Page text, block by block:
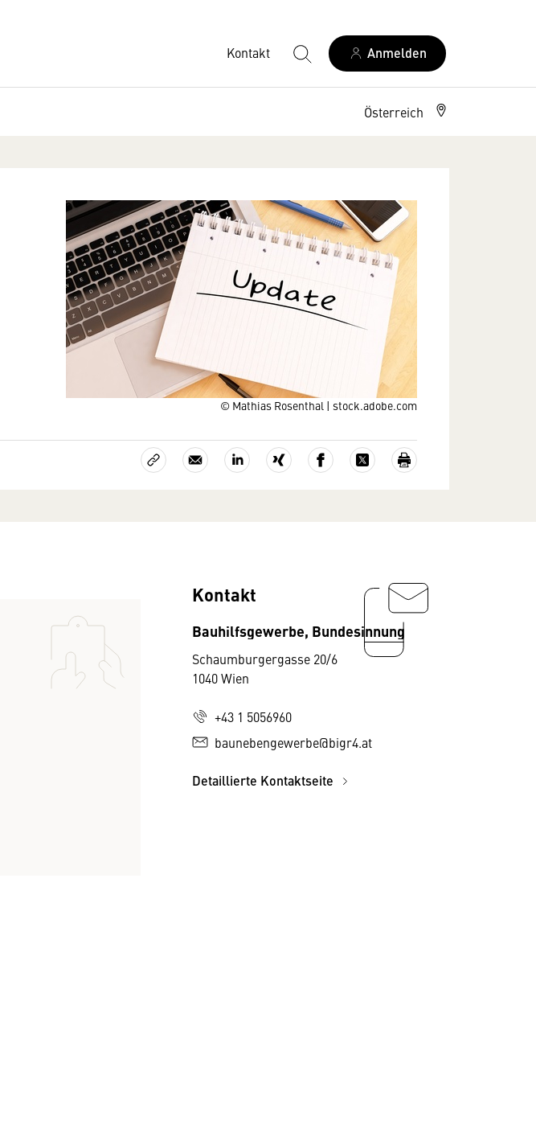
Kontakt Anmelden
Österreich
© Mathias Rosenthal | stock.adobe.com
Kontakt
Bauhilfsgewerbe, Bundesinnung
Schaumburgergasse 20/6
1040 Wien
+43 1 5056960
baunebengewerbe@bigr4.at
Detaillierte Kontaktseite